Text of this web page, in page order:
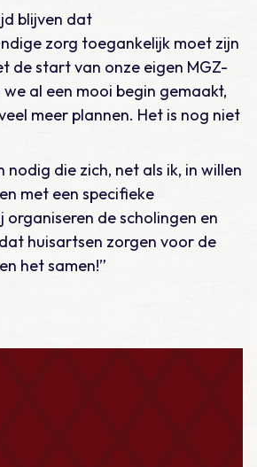
blijven dat
zorg toegankelijk moet zijn
de start van onze eigen MGZ-
al een mooi begin gemaakt,
meer plannen. Het is nog niet
nodig die zich, net als ik, in willen
met een specifieke
de scholingen en
huisartsen zorgen voor de
het samen!”